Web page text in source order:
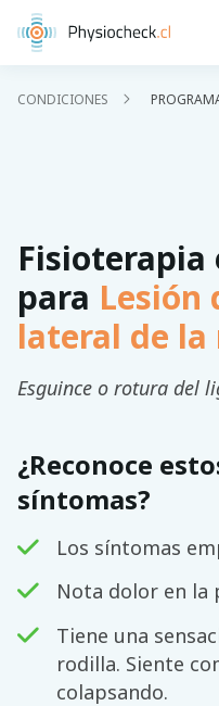
CONDICIONES
Fisioterapia
para Lesión
lateral de la
Esguince o rotura del
¿Reconoce
síntomas?
Los síntomas
Nota dolor en la
Tiene una
rodilla. Siente
colapsando.